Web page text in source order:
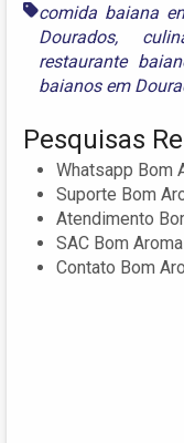
comida baiana
Dourados,
restaurante
baianos em
Pesquisas
Whatsapp Bom
Suporte Bom
Atendimento
SAC Bom
Contato Bom